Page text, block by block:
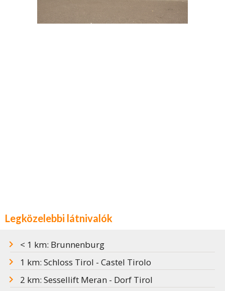
Legközelebbi látnivalók
< 1 km: Brunnenburg
1 km: Schloss Tirol - Castel Tirolo
2 km: Sessellift Meran - Dorf Tirol